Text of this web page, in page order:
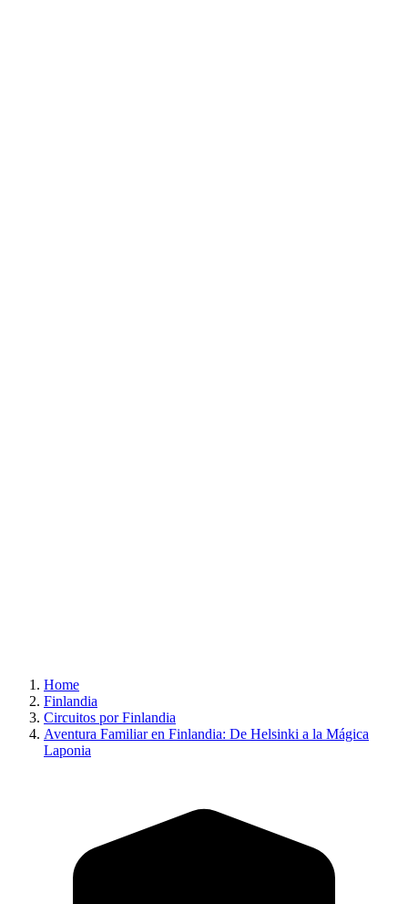
Home
Finlandia
Circuitos por Finlandia
Aventura Familiar en Finlandia: De Helsinki a la Mágica
Laponia